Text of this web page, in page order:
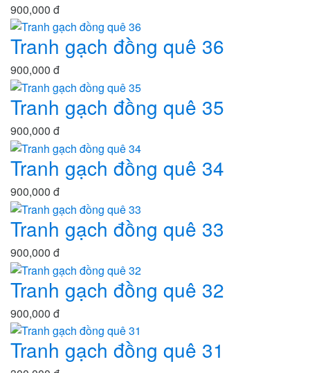
900,000 đ
Tranh gạch đồng quê 36
900,000 đ
Tranh gạch đồng quê 35
900,000 đ
Tranh gạch đồng quê 34
900,000 đ
Tranh gạch đồng quê 33
900,000 đ
Tranh gạch đồng quê 32
900,000 đ
Tranh gạch đồng quê 31